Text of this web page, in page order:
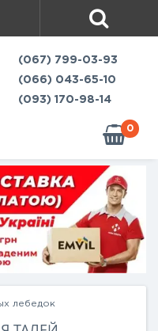
(067) 799-03-93
(066) 043-65-10
(093) 170-98-14
0
лебедок